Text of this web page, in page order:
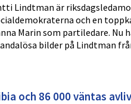
Lindtman är
och en
Marin som partiledare. Nu
bilder på Lindtman
och 86 000 väntas